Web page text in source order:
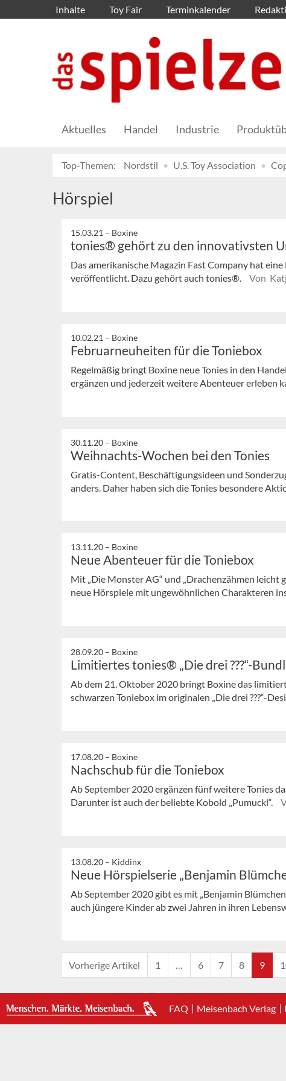
Inhalte Toy Fair Terminkalender
Aktuelles Handel Industrie
Top-Themen: Nordstil U.S. Toy Association
Hörspiel
15.03.21 – Boxine
tonies® gehört zu den innovativsten
Das amerikanische Magazin Fast Company hat
veröffentlicht. Dazu gehört auch tonies®.
Von
10.02.21 – Boxine
Februarneuheiten für die Toniebox
Regelmäßig bringt Boxine neue Tonies in den
ergänzen und jederzeit weitere Abenteuer erleben
30.11.20 – Boxine
Weihnachts-Wochen bei den Tonies
Gratis-Content, Beschäftigungsideen und
anders. Daher haben sich die Tonies besondere
13.11.20 – Boxine
Neue Abenteuer für die Toniebox
Mit „Die Monster AG“ und „Drachenzähmen leicht
neue Hörspiele mit ungewöhnlichen Charakteren
28.09.20 – Boxine
Limitiertes tonies® „Die drei ???“-
Ab dem 21. Oktober 2020 bringt Boxine das
schwarzen Toniebox im originalen „Die drei ???“-
17.08.20 – Boxine
Nachschub für die Toniebox
Ab September 2020 ergänzen fünf weitere Tonies
Darunter ist auch der beliebte Kobold „Pumuckl“.
13.08.20 – Kiddinx
Neue Hörspielserie „Benjamin
Ab September 2020 gibt es mit „Benjamin
auch jüngere Kinder ab zwei Jahren in ihren
Vorherige Artikel 1 … 6 7 8 9
FAQ Meisenbach Verlag